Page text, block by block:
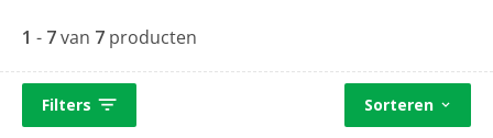
uitgebalanceerd assortiment met de beste mobiele
airco's. EP: helpt je graag bij het kiezen van de juiste
mobiele airco.
1 - 7van 7 producten
Filters Sorteren
Standaard thuisbezorgd vanaf 50,-
Al meer dan dé elektronicaspecialist